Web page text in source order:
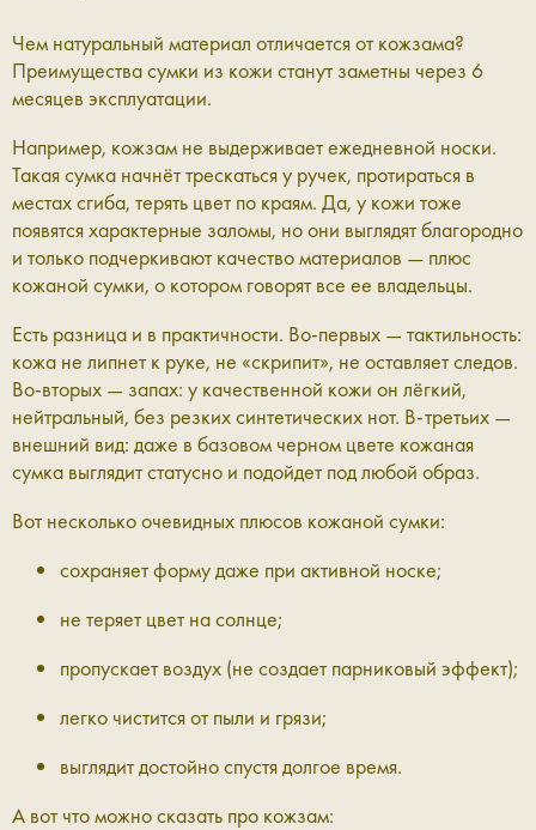
Чем натуральный материал отличается от кожзама?
Преимущества сумки из кожи станут заметны через 6
месяцев эксплуатации.
Например, кожзам не выдерживает ежедневной носки.
Такая сумка начнёт трескаться у ручек, протираться в
местах сгиба, терять цвет по краям. Да, у кожи тоже
появятся характерные заломы, но они выглядят благородно
и только подчеркивают качество материалов — плюс
кожаной сумки, о котором говорят все ее владельцы.
Есть разница и в практичности. Во-первых — тактильность:
кожа не липнет к руке, не «скрипит», не оставляет следов.
Во-вторых — запах: у качественной кожи он лёгкий,
нейтральный, без резких синтетических нот. В-третьих —
внешний вид: даже в базовом черном цвете кожаная
сумка выглядит статусно и подойдет под любой образ.
Вот несколько очевидных плюсов кожаной сумки:
сохраняет форму даже при активной носке;
не теряет цвет на солнце;
пропускает воздух (не создает парниковый эффект);
легко чистится от пыли и грязи;
выглядит достойно спустя долгое время.
А вот что можно сказать про кожзам: